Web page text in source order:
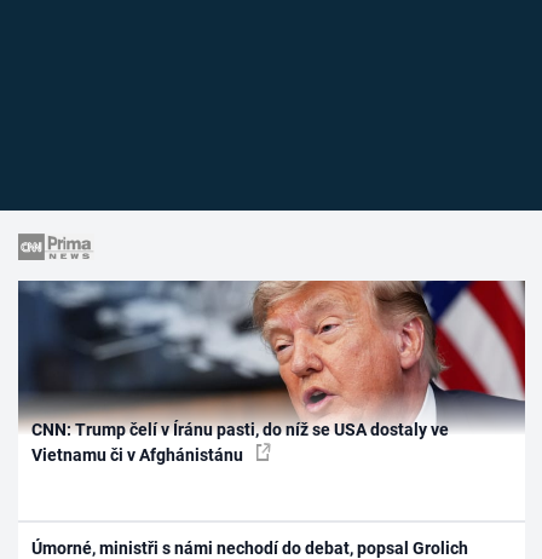
CNN: Trump čelí v Íránu pasti, do níž se USA dostaly ve
Vietnamu či v Afghánistánu
Úmorné, ministři s námi nechodí do debat, popsal Grolich